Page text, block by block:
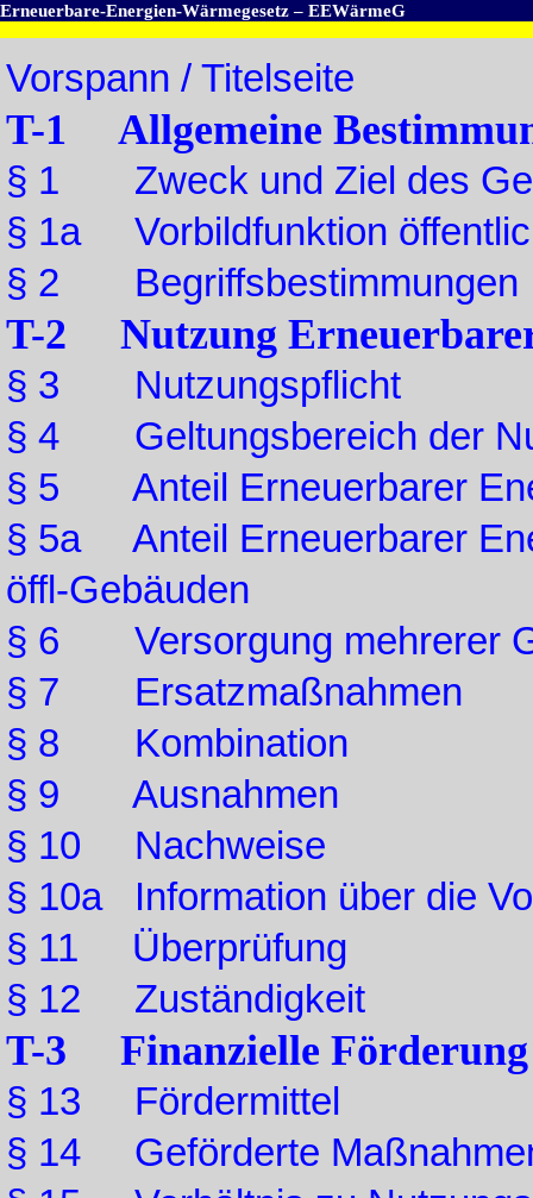
Erneuerbare-Energien-Wärmegesetz – EEWärmeG
Vorspann / Titelseite
T-1 Allgemeine
§ 1 Zweck und Ziel des
§ 1a Vorbildfunktion
§ 2 Begriffsbestimmungen
T-2 Nutzung
§ 3 Nutzungspflicht
§ 4 Geltungsbereich der
§ 5 Anteil Erneuerbarer
§ 5a Anteil Erneuerbarer
öffl-Gebäuden
§ 6 Versorgung mehrerer
§ 7 Ersatzmaßnahmen
§ 8 Kombination
§ 9 Ausnahmen
§ 10 Nachweise
§ 10a Information über die
§ 11 Überprüfung
§ 12 Zuständigkeit
T-3 Finanzielle Förderung
§ 13 Fördermittel
§ 14 Geförderte